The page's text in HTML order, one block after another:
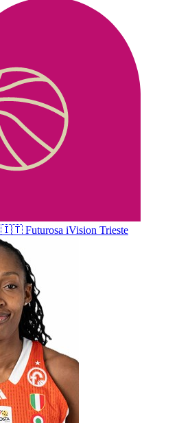
🇮🇹 Futurosa iVision Trieste